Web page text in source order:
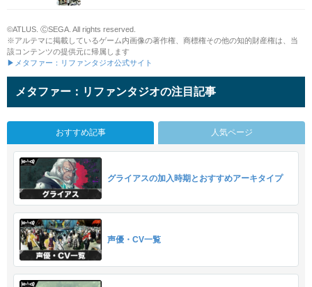
©ATLUS. ⒸSEGA. All rights reserved.
※アルテマに掲載しているゲーム内画像の著作権、商標権その他の知的財産権は、当
該コンテンツの提供元に帰属します
▶メタファー：リファンタジオ公式サイト
メタファー：リファンタジオの注目記事
おすすめ記事 人気ページ
グライアスの加入時期とおすすめアーキタイプ
声優・CV一覧